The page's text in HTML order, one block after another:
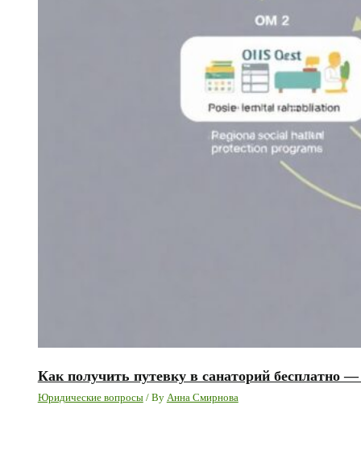
Как получить путевку в санаторий бесплатно
Юридические вопросы/ By Анна Смирнова